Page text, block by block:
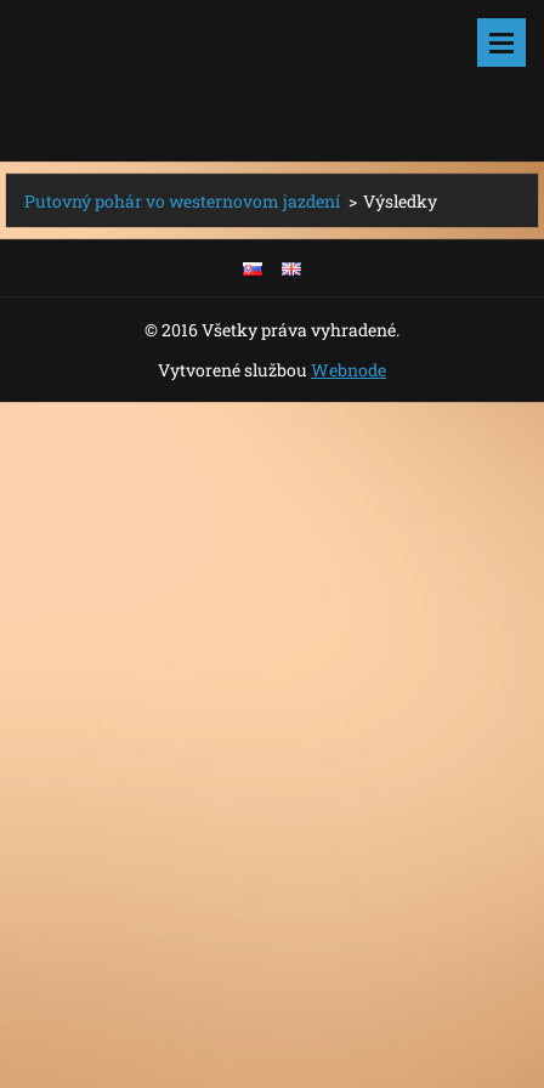
Putovný pohár vo westernovom jazdení > Výsledky
© 2016 Všetky práva vyhradené.
Vytvorené službou Webnode